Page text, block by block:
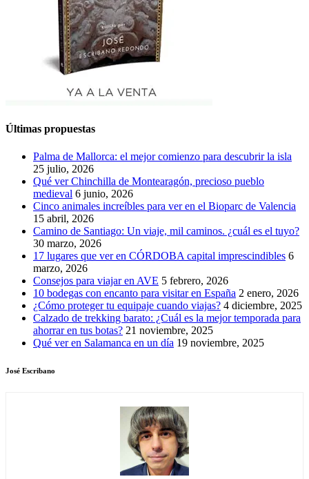
Últimas propuestas
Palma de Mallorca: el mejor comienzo para descubrir la isla
25 julio, 2026
Qué ver Chinchilla de Montearagón, precioso pueblo
medieval 6 junio, 2026
Cinco animales increíbles para ver en el Bioparc de Valencia
15 abril, 2026
Camino de Santiago: Un viaje, mil caminos. ¿cuál es el tuyo?
30 marzo, 2026
17 lugares que ver en CÓRDOBA capital imprescindibles 6
marzo, 2026
Consejos para viajar en AVE 5 febrero, 2026
10 bodegas con encanto para visitar en España 2 enero, 2026
¿Cómo proteger tu equipaje cuando viajas? 4 diciembre, 2025
Calzado de trekking barato: ¿Cuál es la mejor temporada para
ahorrar en tus botas? 21 noviembre, 2025
Qué ver en Salamanca en un día 19 noviembre, 2025
José Escribano